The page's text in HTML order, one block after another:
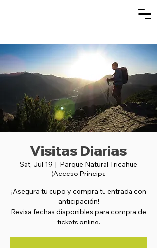
Visitas Diarias
Sat, Jul 19
  |
Parque Natural Tricahue
(Acceso Principa
¡Asegura tu cupo y compra tu entrada con
anticipación!
Revisa fechas disponibles para compra de
tickets online.